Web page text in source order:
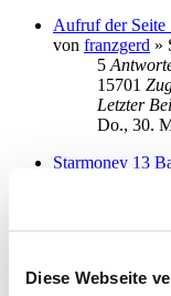
Diese Webseite
Aufruf der Seite
von franzgerd »
5
15701
Letzter
Do., 30.
Starmoney 13